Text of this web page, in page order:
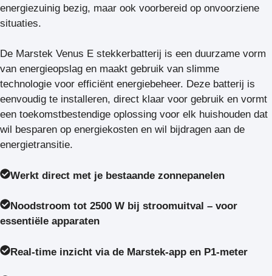
energiezuinig bezig, maar ook voorbereid op onvoorziene
situaties.
De Marstek Venus E stekkerbatterij is een duurzame vorm
van energieopslag en maakt gebruik van slimme
technologie voor efficiënt energiebeheer. Deze batterij is
eenvoudig te installeren, direct klaar voor gebruik en vormt
een toekomstbestendige oplossing voor elk huishouden dat
wil besparen op energiekosten en wil bijdragen aan de
energietransitie.
Werkt direct met je bestaande zonnepanelen
Noodstroom tot 2500 W bij stroomuitval – voor
essentiële apparaten
Real-time inzicht via de Marstek-app en P1-meter